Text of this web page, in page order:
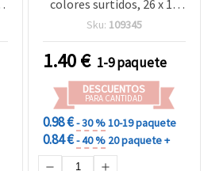
colores surtidos, 26 x 13
mm – Set de 4 uds., para
scrapbooking, DIY,
bisutería y joyería
Sku: 109345
1.40€ 1-9 paquete
DESCUENTOS
PARA CANTIDAD
0.98 €- 30 %10-19 paquete
0.84 €- 40 % 20 paquete +